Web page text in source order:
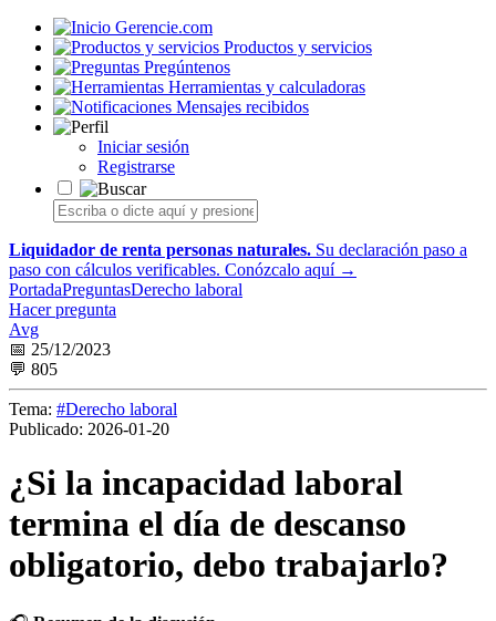
Gerencie.com
Productos y servicios
Pregúntenos
Herramientas y calculadoras
Mensajes recibidos
Iniciar sesión
Registrarse
Liquidador de renta personas naturales. Su declaración paso a
paso con cálculos verificables. Conózcalo aquí →
PortadaPreguntasDerecho laboral
Hacer pregunta
Avg
📅 25/12/2023
💬 805
Tema: #Derecho laboral
Publicado: 2026-01-20
¿Si la incapacidad laboral
termina el día de descanso
obligatorio, debo trabajarlo?